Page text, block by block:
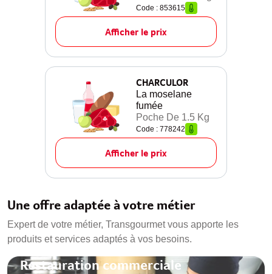
Code : 853615
Afficher le prix
CHARCULOR
La moselane
fumée
Poche De 1.5 Kg
Code : 778242
Afficher le prix
Une offre adaptée à votre métier
Expert de votre métier, Transgourmet vous apporte les
produits et services adaptés à vos besoins.
Restauration commerciale